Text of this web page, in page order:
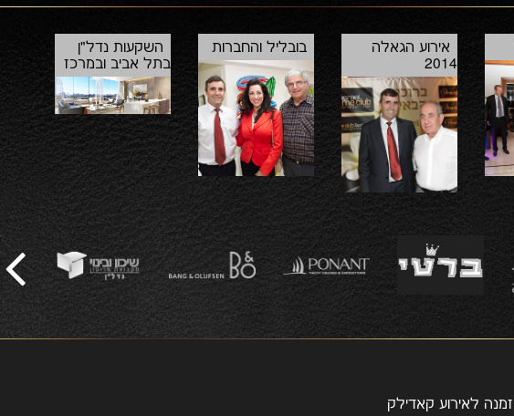
השקעות נדל"ן
בתל אביב ובמרכז
בובליל והחברות
אירוע הגאלה
2014